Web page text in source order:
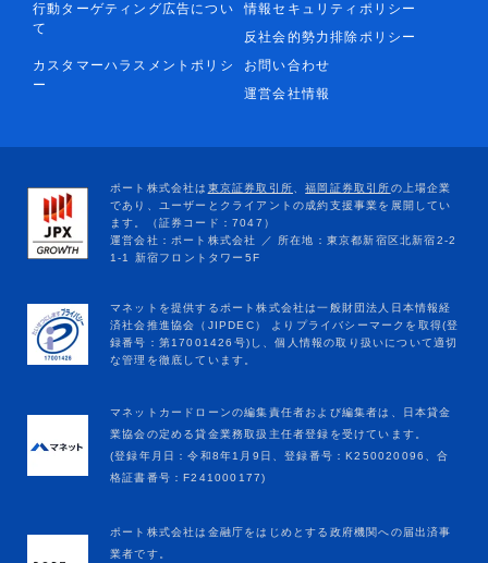
行動ターゲティング広告につい
て
情報セキュリティポリシー
反社会的勢力排除ポリシー
カスタマーハラスメントポリシ
ー
お問い合わせ
運営会社情報
マネットカードローンの編集責任者および編集者は、日本貸金
業協会の定める貸金業務取扱主任者登録を受けています。
(登録年月日：令和8年1月9日、登録番号：K250020096、合
格証書番号：F241000177)
ポート株式会社は金融庁をはじめとする政府機関への届出済事
業者です。